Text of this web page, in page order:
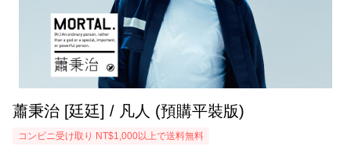
蕭秉治 [廷廷] / 凡人 (預購平裝版)
コンビニ受け取り NT$1,000以上で送料無料